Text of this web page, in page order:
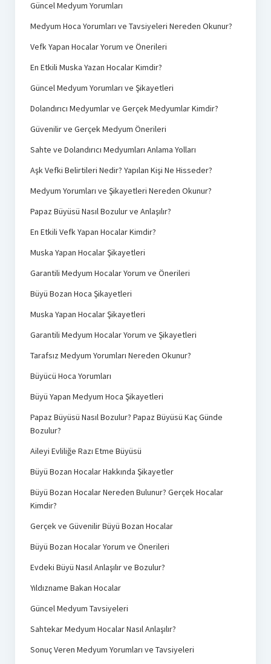
Güncel Medyum Yorumları
Medyum Hoca Yorumları ve Tavsiyeleri Nereden Okunur?
Vefk Yapan Hocalar Yorum ve Önerileri
En Etkili Muska Yazan Hocalar Kimdir?
Güncel Medyum Yorumları ve Şikayetleri
Dolandırıcı Medyumlar ve Gerçek Medyumlar Kimdir?
Güvenilir ve Gerçek Medyum Önerileri
Sahte ve Dolandırıcı Medyumları Anlama Yolları
Aşk Vefki Belirtileri Nedir? Yapılan Kişi Ne Hisseder?
Medyum Yorumları ve Şikayetleri Nereden Okunur?
Papaz Büyüsü Nasıl Bozulur ve Anlaşılır?
En Etkili Vefk Yapan Hocalar Kimdir?
Muska Yapan Hocalar Şikayetleri
Garantili Medyum Hocalar Yorum ve Önerileri
Büyü Bozan Hoca Şikayetleri
Muska Yapan Hocalar Şikayetleri
Garantili Medyum Hocalar Yorum ve Şikayetleri
Tarafsız Medyum Yorumları Nereden Okunur?
Büyücü Hoca Yorumları
Büyü Yapan Medyum Hoca Şikayetleri
Papaz Büyüsü Nasıl Bozulur? Papaz Büyüsü Kaç Günde
Bozulur?
Aileyi Evliliğe Razı Etme Büyüsü
Büyü Bozan Hocalar Hakkında Şikayetler
Büyü Bozan Hocalar Nereden Bulunur? Gerçek Hocalar
Kimdir?
Gerçek ve Güvenilir Büyü Bozan Hocalar
Büyü Bozan Hocalar Yorum ve Önerileri
Evdeki Büyü Nasıl Anlaşılır ve Bozulur?
Yıldızname Bakan Hocalar
Güncel Medyum Tavsiyeleri
Sahtekar Medyum Hocalar Nasıl Anlaşılır?
Sonuç Veren Medyum Yorumları ve Tavsiyeleri